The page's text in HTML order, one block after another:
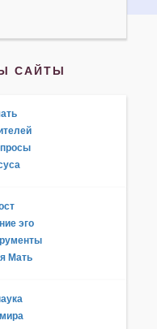
САЙТЫ
эго
Мать